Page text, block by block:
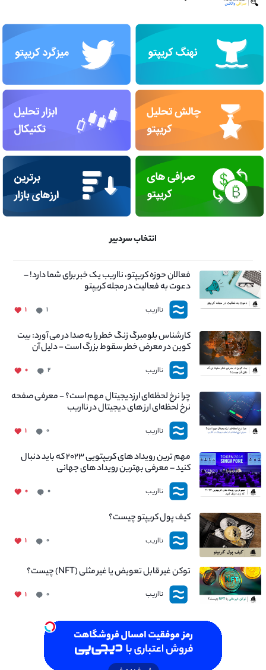
انتخاب سردبیر
فعالان حوزه کریپتو، نااریب یک خبر برای شما دارد! –
دعوت به فعالیت در مجله کریپتو
نااریب ۱ ۱
کارشناس بلومبرگ زنگ خطر را به صدا در می آورد: بیت
کوین در معرض خطر سقوط بزرگ است - دلیل آن
چیست؟
نااریب ۲ ۰
چرا نرخ لحظه‌ای ارزدیجیتال مهم است؟ - معرفی صفحه
نرخ لحظه‌ای ارز های دیجیتال در نااریب
نااریب ۰ ۱
مهم ترین رویداد های کریپتویی ۲۰۲۳ که باید دنبال
کنید – معرفی بهترین رویداد های جهانی
نااریب ۰ ۰
کیف پول کریپتو چیست؟
نااریب ۰ ۱
توکن غیر قابل تعویض یا غیر مثلی (NFT) چیست؟
نااریب ۰ ۱